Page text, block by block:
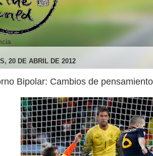
20 DE ABRIL DE 2012
Bipolar: Cambios de